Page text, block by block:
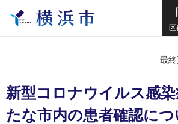
最
新型コロナウイルス感
たな市内の患者確認につ